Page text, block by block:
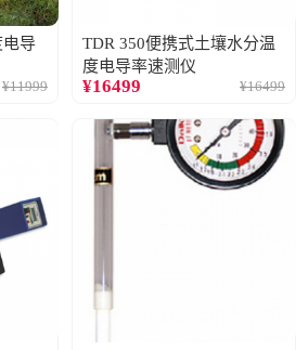
电导
¥11999
TDR 350便携式土壤水分温
度电导率速测仪
¥16499 ¥16499